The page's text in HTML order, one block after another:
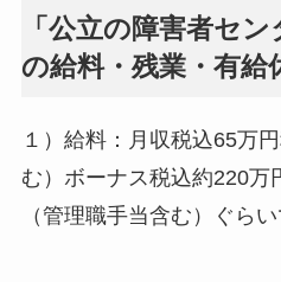
「公立の障害者セ
の給料・残業・有給
１）給料：月収税込65万
む）ボーナス税込約220万
（管理職手当含む）ぐらい